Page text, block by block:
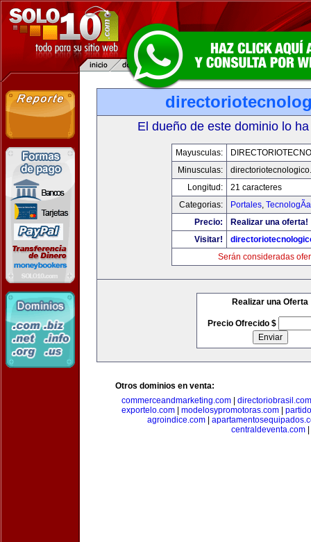
El dueño de este dominio lo
Mayusculas:
Minusculas:
Longitud:
21 caracteres
Categorias:
Portales, TecnologÃ­a
Precio:
Realizar una oferta!
Visitar!
Serán consideradas
Realizar una Oferta
Precio Ofrecido $
Otros dominios en venta:
commerceandmarketing.com| directoriobrasil.com
exportelo.com
modelosypromotoras.com
agroindice.com
centraldeventa.com|